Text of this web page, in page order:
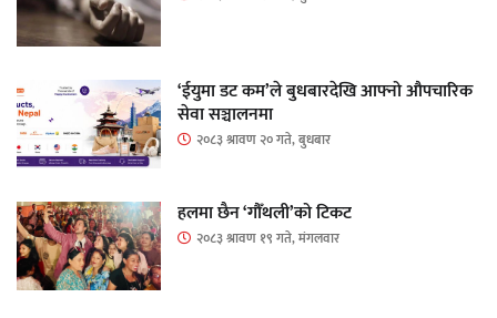
‘ईयुमा डट कम’ले बुधबारदेखि आफ्नो औपचारिक
सेवा सञ्चालनमा
२०८३ श्रावण २० गते, बुधबार
हलमा छैन ‘गौँथली’को टिकट
२०८३ श्रावण १९ गते, मंगलवार